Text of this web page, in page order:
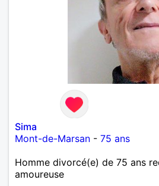
Sima
Mont-de-Marsan - 75 ans
Homme divorcé(e) de 75 ans
amoureuse